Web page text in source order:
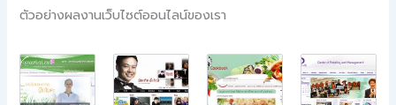
ตัวอย่างผลงานเว็บไซต์ออนไลน์ของเรา